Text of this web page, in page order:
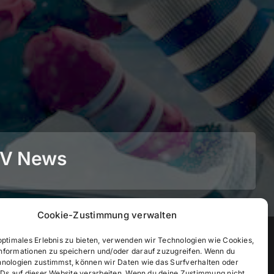
Cookie-Zustimmung verwalten
Erlebnis zu bieten, verwenden wir Technologien wie Cookies,
zu speichern und/oder darauf zuzugreifen. Wenn du
zustimmst, können wir Daten wie das Surfverhalten oder
News
© 2026 • BEV Bayerischer Eissportverband